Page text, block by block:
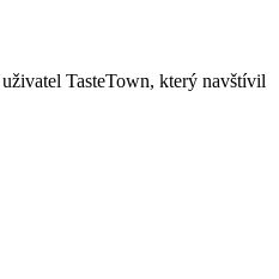
TasteTown, který navštívil